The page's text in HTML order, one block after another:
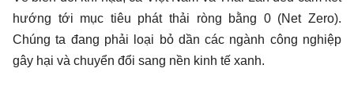
hướng tới mục tiêu phát thải ròng bằng 0 (Net Zero).
Chúng ta đang phải loại bỏ dần các ngành công nghiệp
gây hại và chuyển đổi sang nền kinh tế xanh.